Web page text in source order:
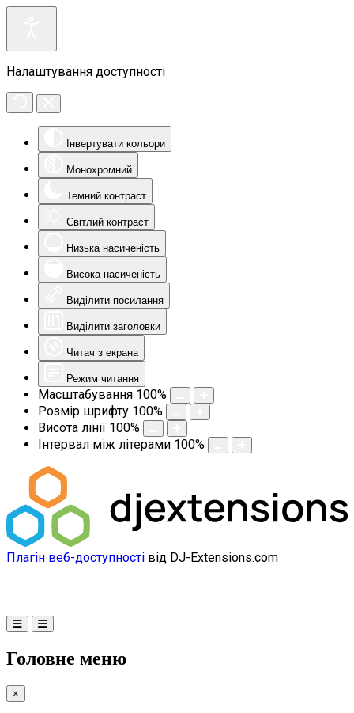
Налаштування доступності
Інвертувати кольори
Монохромний
Темний контраст
Світлий контраст
Низька насиченість
Висока насиченість
Виділити посилання
Виділити заголовки
Читач з екрана
Режим читання
Масштабування 100%
Розмір шрифту 100%
Висота лінії 100%
Інтервал між літерами 100%
Плагін веб-доступності від DJ-Extensions.com
Головне меню
×